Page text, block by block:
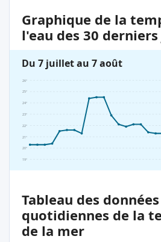
Graphique de la
l'eau des 30
Du 7 juillet au 7 août
19°
20°
21°
22°
23°
24°
25°
26°
Tableau des données
quotidiennes de la
de la mer